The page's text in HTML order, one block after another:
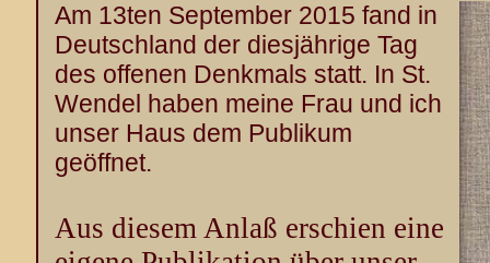
Am 13ten September 2015 fand in
Deutschland der diesjährige Tag
des offenen Denkmals statt. In St.
Wendel haben meine Frau und ich
unser Haus dem Publikum
geöffnet.
Aus diesem Anlaß erschien eine